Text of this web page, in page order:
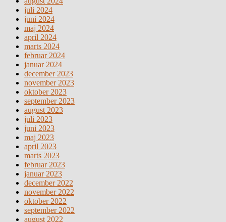
juli 2024
juni 2024
maj 2024
april 2024
marts 2024
februar 2024
januar 2024
december 2023
november 2023
oktober 2023
september 2023
august 2023
juli 2023
juni 2023
maj 2023
april 2023
marts 2023
februar 2023
januar 2023
december 2022
november 2022
oktober 2022
september 2022
august 2022